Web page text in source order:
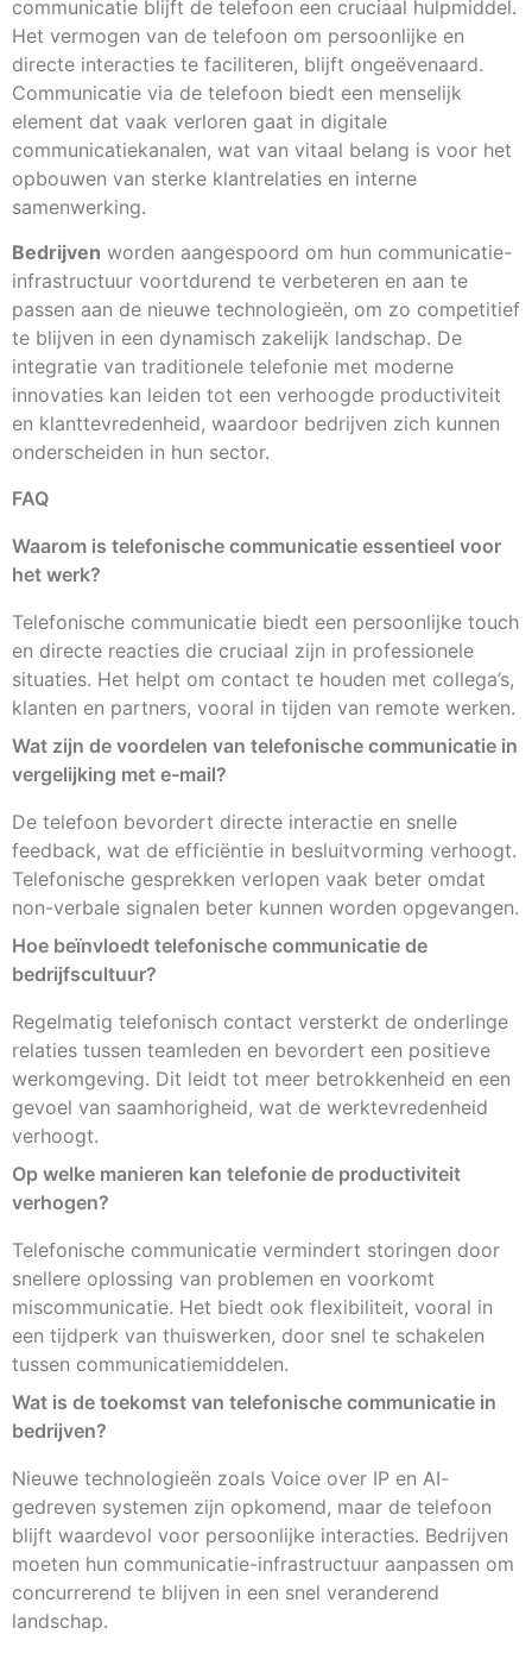
communicatie blijft de telefoon een cruciaal hulpmiddel.
Het vermogen van de telefoon om persoonlijke en
directe interacties te faciliteren, blijft ongeëvenaard.
Communicatie via de telefoon biedt een menselijk
element dat vaak verloren gaat in digitale
communicatiekanalen, wat van vitaal belang is voor het
opbouwen van sterke klantrelaties en interne
samenwerking.
Bedrijven worden aangespoord om hun communicatie-
infrastructuur voortdurend te verbeteren en aan te
passen aan de nieuwe technologieën, om zo competitief
te blijven in een dynamisch zakelijk landschap. De
integratie van traditionele telefonie met moderne
innovaties kan leiden tot een verhoogde productiviteit
en klanttevredenheid, waardoor bedrijven zich kunnen
onderscheiden in hun sector.
FAQ
Waarom is telefonische communicatie essentieel voor
het werk?
Telefonische communicatie biedt een persoonlijke touch
en directe reacties die cruciaal zijn in professionele
situaties. Het helpt om contact te houden met collega’s,
klanten en partners, vooral in tijden van remote werken.
Wat zijn de voordelen van telefonische communicatie in
vergelijking met e-mail?
De telefoon bevordert directe interactie en snelle
feedback, wat de efficiëntie in besluitvorming verhoogt.
Telefonische gesprekken verlopen vaak beter omdat
non-verbale signalen beter kunnen worden opgevangen.
Hoe beïnvloedt telefonische communicatie de
bedrijfscultuur?
Regelmatig telefonisch contact versterkt de onderlinge
relaties tussen teamleden en bevordert een positieve
werkomgeving. Dit leidt tot meer betrokkenheid en een
gevoel van saamhorigheid, wat de werktevredenheid
verhoogt.
Op welke manieren kan telefonie de productiviteit
verhogen?
Telefonische communicatie vermindert storingen door
snellere oplossing van problemen en voorkomt
miscommunicatie. Het biedt ook flexibiliteit, vooral in
een tijdperk van thuiswerken, door snel te schakelen
tussen communicatiemiddelen.
Wat is de toekomst van telefonische communicatie in
bedrijven?
Nieuwe technologieën zoals Voice over IP en AI-
gedreven systemen zijn opkomend, maar de telefoon
blijft waardevol voor persoonlijke interacties. Bedrijven
moeten hun communicatie-infrastructuur aanpassen om
concurrerend te blijven in een snel veranderend
landschap.